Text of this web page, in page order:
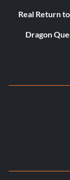
Real Return
Dragon